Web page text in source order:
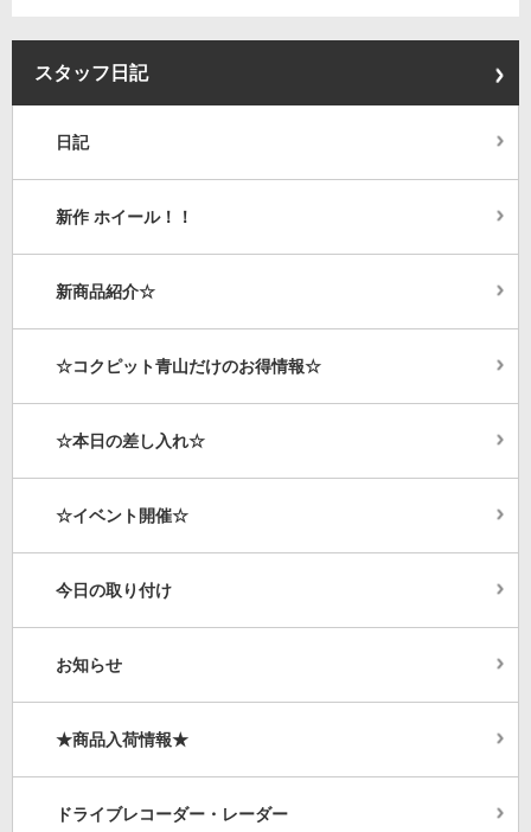
スタッフ日記
日記
新作 ホイール！！
新商品紹介☆
☆コクピット青山だけのお得情報☆
☆本日の差し入れ☆
☆イベント開催☆
今日の取り付け
お知らせ
★商品入荷情報★
ドライブレコーダー・レーダー